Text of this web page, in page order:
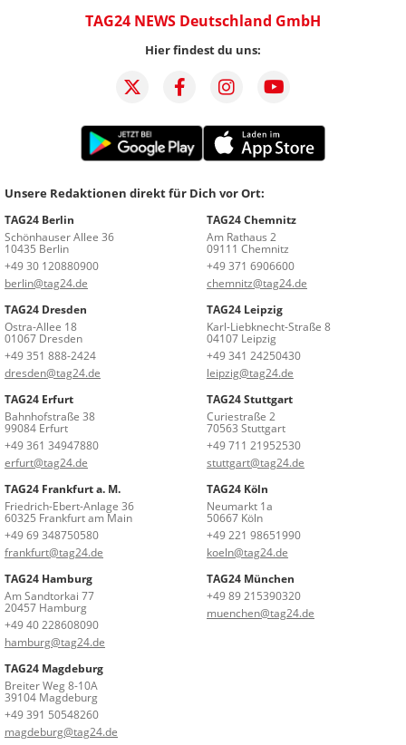
TAG24 NEWS Deutschland GmbH
Hier findest du uns:
Unsere Redaktionen direkt für Dich vor Ort:
TAG24 Berlin
Schönhauser Allee 36
10435 Berlin
+49 30 120880900
berlin@tag24.de
TAG24 Chemnitz
Am Rathaus 2
09111 Chemnitz
+49 371 6906600
chemnitz@tag24.de
TAG24 Dresden
Ostra-Allee 18
01067 Dresden
+49 351 888-2424
dresden@tag24.de
TAG24 Leipzig
Karl-Liebknecht-Straße 8
04107 Leipzig
+49 341 24250430
leipzig@tag24.de
TAG24 Erfurt
Bahnhofstraße 38
99084 Erfurt
+49 361 34947880
erfurt@tag24.de
TAG24 Stuttgart
Curiestraße 2
70563 Stuttgart
+49 711 21952530
stuttgart@tag24.de
TAG24 Frankfurt a. M.
Friedrich-Ebert-Anlage 36
60325 Frankfurt am Main
+49 69 348750580
frankfurt@tag24.de
TAG24 Köln
Neumarkt 1a
50667 Köln
+49 221 98651990
koeln@tag24.de
TAG24 Hamburg
Am Sandtorkai 77
20457 Hamburg
+49 40 228608090
hamburg@tag24.de
TAG24 München
+49 89 215390320
muenchen@tag24.de
TAG24 Magdeburg
Breiter Weg 8-10A
39104 Magdeburg
+49 391 50548260
magdeburg@tag24.de